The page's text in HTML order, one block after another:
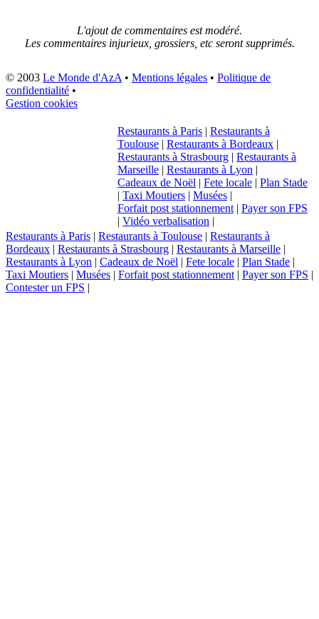
L'ajout de commentaires est modéré.
Les commentaires injurieux, grossiers, etc seront supprimés.
© 2003 Le Monde d'AzA • Mentions légales • Politique de
confidentialité •
Gestion cookies
Restaurants à Paris | Restaurants à
Toulouse | Restaurants à Bordeaux |
Restaurants à Strasbourg | Restaurants à
Marseille | Restaurants à Lyon |
Cadeaux de Noël | Fete locale | Plan Stade
| Taxi Moutiers | Musées |
Forfait post stationnement | Payer son FPS
| Vidéo verbalisation |
Restaurants à Paris | Restaurants à Toulouse | Restaurants à
Bordeaux | Restaurants à Strasbourg | Restaurants à Marseille |
Restaurants à Lyon | Cadeaux de Noël | Fete locale | Plan Stade |
Taxi Moutiers | Musées | Forfait post stationnement | Payer son FPS |
Contester un FPS |